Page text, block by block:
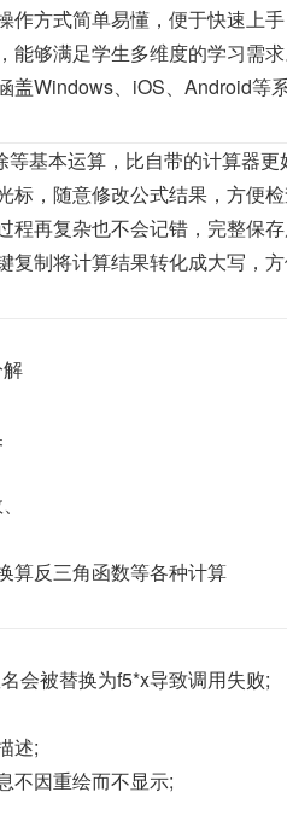
方式简单易懂，便于快速上手
够满足学生多维度的学习需求
盖Windows、iOS、Android等
等基本运算，比自带的计算器
标，随意修改公式结果，方便
程再复杂也不会记错，完整保
复制将计算结果转化成大写，
算反三角函数等各种计算
会被替换为f5*x导致调用失败;
述;
不因重绘而不显示;